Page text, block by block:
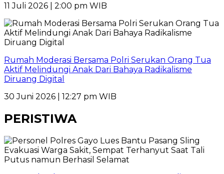
11 Juli 2026 | 2:00 pm WIB
Rumah Moderasi Bersama Polri Serukan Orang Tua
Aktif Melindungi Anak Dari Bahaya Radikalisme
Diruang Digital
30 Juni 2026 | 12:27 pm WIB
PERISTIWA